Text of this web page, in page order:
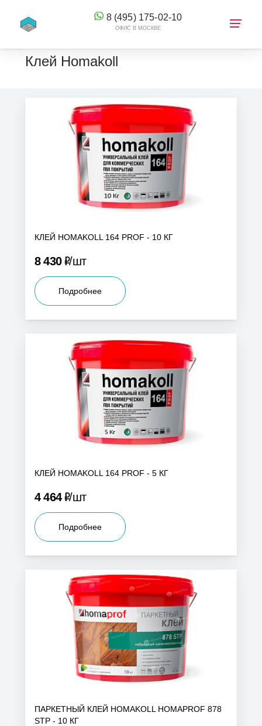
8 (495) 175-02-10
ОФИС В МОСКВЕ
КОРЗИНА
Клей Homakoll
КЛЕЙ HOMAKOLL 164 PROF - 10 КГ
8 430Р шт
Подробнее
КЛЕЙ HOMAKOLL 164 PROF - 5 КГ
4 464Р шт
Подробнее
ПАРКЕТНЫЙ КЛЕЙ HOMAKOLL HOMAPROF 878
STP - 10 КГ